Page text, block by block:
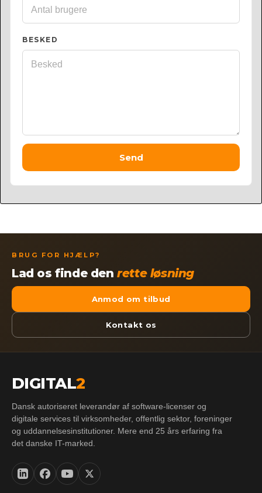
BESKED
Send
BRUG FOR HJÆLP?
Lad os finde denrette løsning
Anmod om tilbud
Kontakt os
DIGITAL2
Dansk autoriseret leverandør af software-licenser og
digitale services til virksomheder, offentlig sektor, foreninger
og uddannelsesinstitutioner. Mere end 25 års erfaring fra
det danske IT-marked.